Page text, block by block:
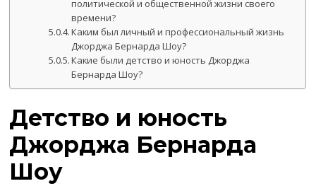
политической и общественной жизни своего
времени?
Каким был личный и профессиональный жизнь
Джорджа Бернарда Шоу?
Какие были детство и юность Джорджа
Бернарда Шоу?
Детство и юность
Джорджа Бернарда
Шоу